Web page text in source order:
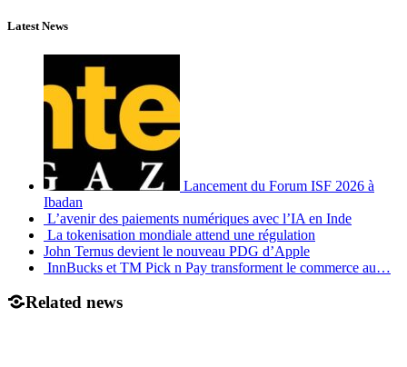
Latest News
Lancement du Forum ISF 2026 à
Ibadan
L’avenir des paiements numériques avec l’IA en Inde
La tokenisation mondiale attend une régulation
John Ternus devient le nouveau PDG d’Apple
InnBucks et TM Pick n Pay transforment le commerce au…
Related news